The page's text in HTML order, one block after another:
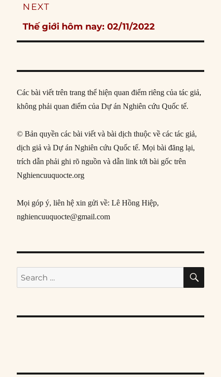
NEXT
Next
post:
Thế giới hôm nay: 02/11/2022
Các bài viết trên trang thể hiện quan điểm riêng của tác giả,
không phải quan điểm của Dự án Nghiên cứu Quốc tế.
© Bản quyền các bài viết và bài dịch thuộc về các tác giả,
dịch giả và Dự án Nghiên cứu Quốc tế. Mọi bài đăng lại,
trích dẫn phải ghi rõ nguồn và dẫn link tới bài gốc trên
Nghiencuuquocte.org
Mọi góp ý, liên hệ xin gửi về: Lê Hồng Hiệp,
nghiencuuquocte@gmail.com
Search
for: